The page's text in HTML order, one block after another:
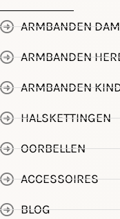
ARMBANDEN
ARMBANDEN
ARMBANDEN
HALSKETTINGEN
OORBELLEN
ACCESSOIRES
BLOG